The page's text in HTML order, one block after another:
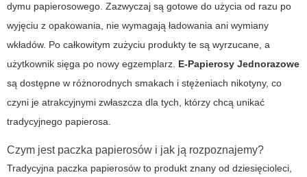
dymu papierosowego. Zazwyczaj są gotowe do użycia od razu po
wyjęciu z opakowania, nie wymagają ładowania ani wymiany
wkładów. Po całkowitym zużyciu produkty te są wyrzucane, a
użytkownik sięga po nowy egzemplarz. E-Papierosy Jednorazowe
są dostępne w różnorodnych smakach i stężeniach nikotyny, co
czyni je atrakcyjnymi zwłaszcza dla tych, którzy chcą unikać
tradycyjnego papierosa.
Czym jest paczka papierosów i jak ją rozpoznajemy?
Tradycyjna paczka papierosów to produkt znany od dziesięcioleci,